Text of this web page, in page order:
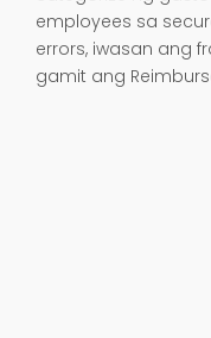
employees sa
errors, iwasan ang
gamit ang